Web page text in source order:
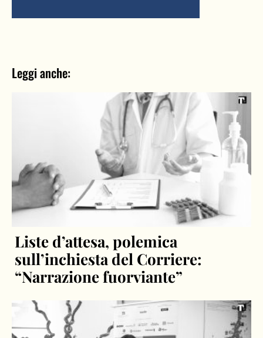
Leggi anche:
Liste d’attesa, polemica
sull’inchiesta del Corriere:
“Narrazione fuorviante”